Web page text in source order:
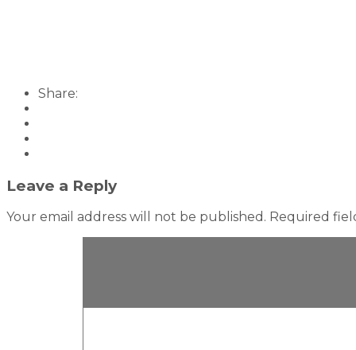
Share:
Leave a Reply
Your email address will not be published. Required